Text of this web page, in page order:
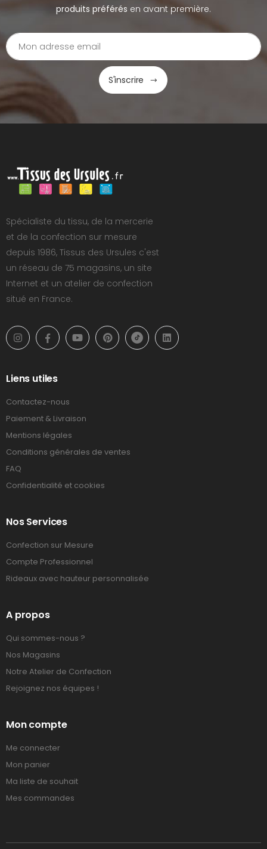
produits préférés en avant première.
S'inscrire
Spécialiste du tissu, de la mercerie
et de la confection sur mesure
depuis 1986, Tissus des Ursules c'est
un réseau de 75 magasins, un site
Internet et un atelier de confection
situé en France.
Liens utiles
Contactez-nous
Paiement & Livraison
Mentions légales
Conditions générales de ventes
FAQ
Confidentialité et cookies
Nos Services
Confection sur Mesure
Compte Professionnel
Rideaux avec hauteur personnalisée
A propos
Qui sommes-nous ?
Nos Magasins
Notre Atelier de Confection
Rejoignez nos équipes !
Mon compte
Me connecter
Mon panier
Ma liste de souhait
Mes commandes